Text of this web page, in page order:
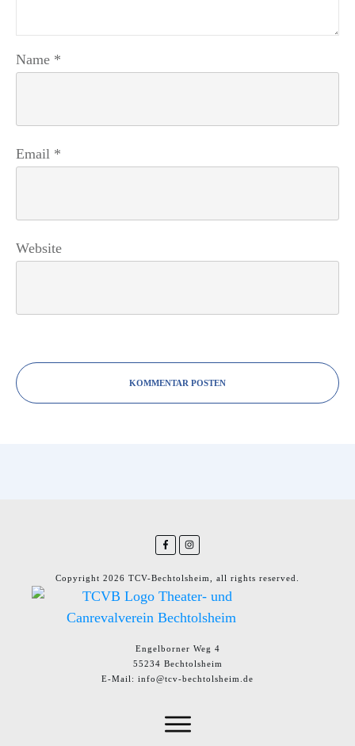
Name *
Email *
Website
KOMMENTAR POSTEN
Engelborner Weg 4
55234 Bechtolsheim
E-Mail: info@tcv-bechtolsheim.de
Copyright 2026 TCV-Bechtolsheim , all rights reserved.